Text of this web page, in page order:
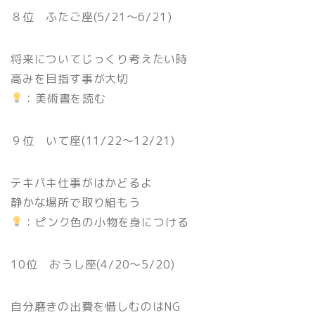
８位 ふたご座(5/21〜6/21)
将来についてじっくり考えたい時
高みを目指す事が大切
：美術書を読む
９位 いて座(11/22〜12/21)
テキパキ仕事がはかどるよ
静かな場所で取り組もう
：ピンク色の小物を身につける
10位 おうし座(4/20〜5/20)
自分磨きの出費を惜しむのはNG